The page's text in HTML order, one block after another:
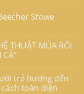
Stowe
THUẬT MÚA RỐI
trẻ hướng đến
toàn diện